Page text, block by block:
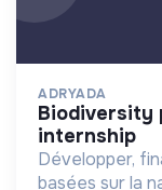
ADRYADA
biodiversity project officer m/f -
internship
Développer,
basées sur la